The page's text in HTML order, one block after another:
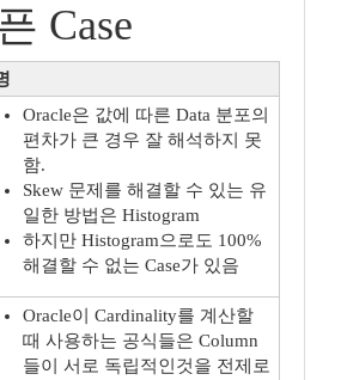
Case
Oracle은 값에 따른 Data 분포의
편차가 큰 경우 잘 해석하지 못
함.
Skew 문제를 해결할 수 있는 유
일한 방법은 Histogram
하지만 Histogram으로도 100%
해결할 수 없는 Case가 있음
Oracle이 Cardinality를 계산할
때 사용하는 공식들은 Column
들이 서로 독립적인것을 전제로